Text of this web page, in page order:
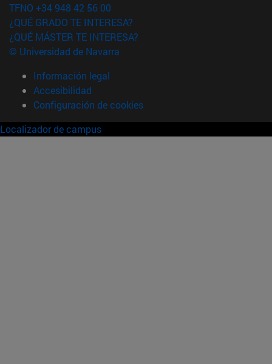
TFNO +34 948 42 56 00
¿QUÉ GRADO TE INTERESA?
¿QUÉ MÁSTER TE INTERESA?
© Universidad de Navarra
Información legal
Accesibilidad
Configuración de cookies
Localizador de campus